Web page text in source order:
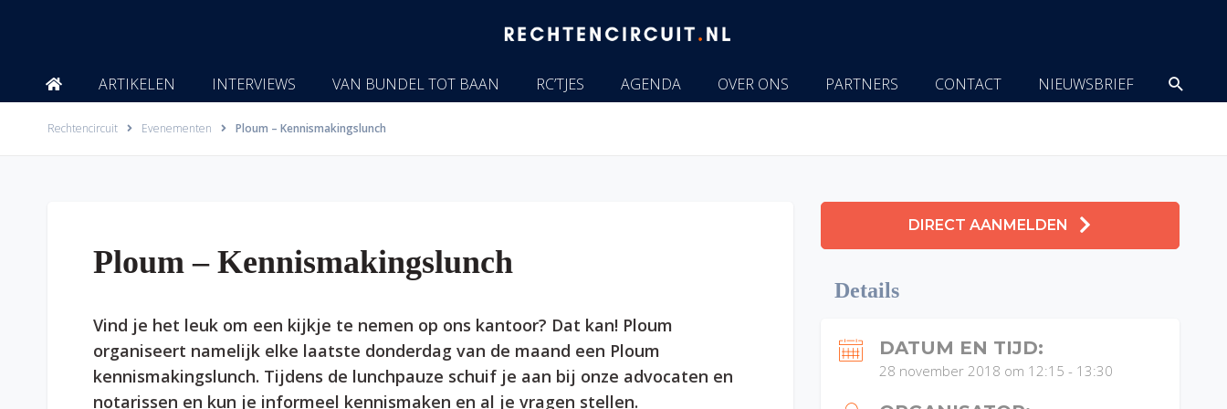
ARTIKELEN INTERVIEWS VAN BUNDEL TOT BAAN RC’TJES AGENDA OVER ONS PARTNERS CONTACT NIEUWSBRIEF
Rechtencircuit Evenementen Ploum – Kennismakingslunch
Ploum – Kennismakingslunch
Vind je het leuk om een kijkje te nemen op ons kantoor? Dat kan! Ploum
organiseert namelijk elke laatste donderdag van de maand een Ploum
kennismakingslunch. Tijdens de lunchpauze schuif je aan bij onze advocaten en
notarissen en kun je informeel kennismaken en al je vragen stellen.
DIRECT AANMELDEN
Details
DATUM EN TIJD:
28 november 2018 om 12:15 - 13:30